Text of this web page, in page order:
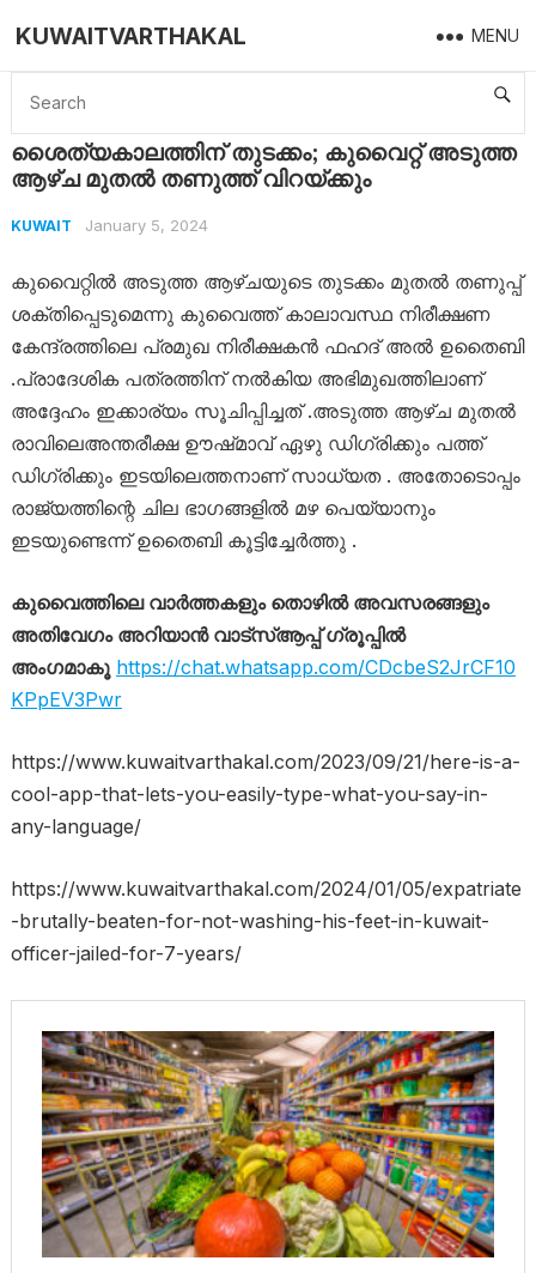
KUWAITVARTHAKAL MENU
Home Kuwait ശൈത്യകാലത്തിന് തുടക്കം; കുവൈറ്റ് അടുത്ത ആഴ്ച മുതൽ തണുത്ത് വിറയ്ക്കും
ശൈത്യകാലത്തിന് തുടക്കം; കുവൈറ്റ് അടുത്ത
ആഴ്ച മുതൽ തണുത്ത് വിറയ്ക്കും
KUWAIT January 5, 2024
കുവൈറ്റിൽ അടുത്ത ആഴ്ചയുടെ തുടക്കം മുതൽ തണുപ്പ്
ശക്തിപ്പെടുമെന്നു കുവൈത്ത് കാലാവസ്ഥ നിരീക്ഷണ
കേന്ദ്രത്തിലെ പ്രമുഖ നിരീക്ഷകൻ ഫഹദ് അൽ ഉതൈബി
.പ്രാദേശിക പത്രത്തിന് നൽകിയ അഭിമുഖത്തിലാണ്
അദ്ദേഹം ഇക്കാര്യം സൂചിപ്പിച്ചത് .അടുത്ത ആഴ്ച മുതൽ
രാവിലെഅന്തരീക്ഷ ഊഷ്‌മാവ് ഏഴു ഡിഗ്രിക്കും പത്ത്
ഡിഗ്രിക്കും ഇടയിലെത്തനാണ് സാധ്യത . അതോടൊപ്പം
രാജ്യത്തിന്റെ ചില ഭാഗങ്ങളിൽ മഴ പെയ്യാനും
ഇടയുണ്ടെന്ന് ഉതൈബി കൂട്ടിച്ചേർത്തു .
കുവൈത്തിലെ വാർത്തകളും തൊഴിൽ അവസരങ്ങളും
അതിവേഗം അറിയാൻ വാട്സ്ആപ്പ് ഗ്രൂപ്പിൽ
അംഗമാകൂ https://chat.whatsapp.com/CDcbeS2JrCF10
KPpEV3Pwr
https://www.kuwaitvarthakal.com/2023/09/21/here-is-a-
cool-app-that-lets-you-easily-type-what-you-say-in-
any-language/
https://www.kuwaitvarthakal.com/2024/01/05/expatriate
-brutally-beaten-for-not-washing-his-feet-in-kuwait-
officer-jailed-for-7-years/